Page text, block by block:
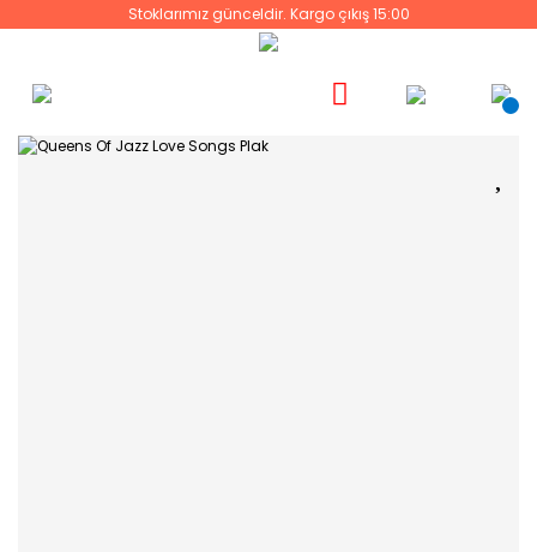
Stoklarımız günceldir. Kargo çıkış 15:00